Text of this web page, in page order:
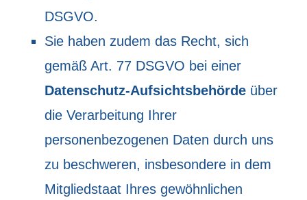
DSGVO.
Sie haben zudem das Recht, sich
gemäß Art. 77 DSGVO bei einer
Datenschutz-Aufsichtsbehörde über
die Verarbeitung Ihrer
personenbezogenen Daten durch uns
zu beschweren, insbesondere in dem
Mitgliedstaat Ihres gewöhnlichen